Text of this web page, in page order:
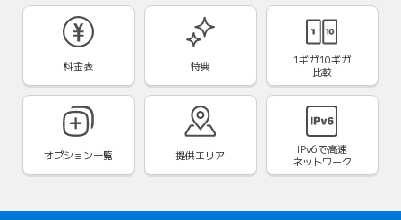
料金表 特典
1ギガ10ギガ
比較
オプション一覧 提供エリア IPv6で高速
ネットワーク